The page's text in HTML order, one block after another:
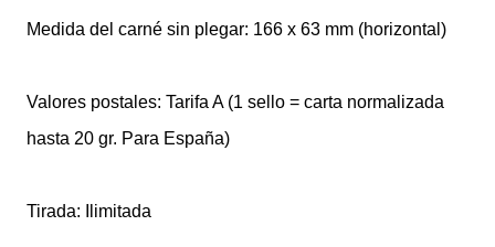
Medida del carné sin plegar: 166 x 63 mm (horizontal)
Valores postales: Tarifa A (1 sello = carta normalizada
hasta 20 gr. Para España)
Tirada: Ilimitada